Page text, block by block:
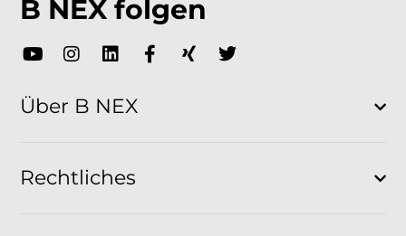
B NEX folgen
Über B NEX
Rechtliches